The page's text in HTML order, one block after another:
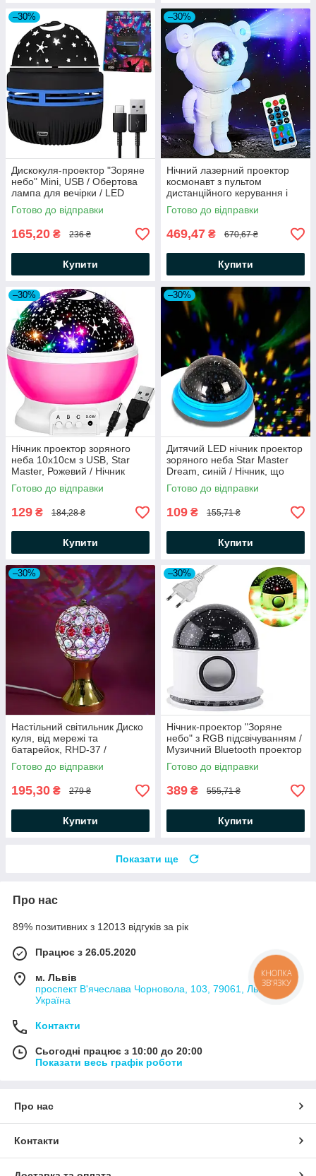
–30%
Дискокуля-проектор "Зоряне
небо" Mini, USB / Обертова
лампа для вечірки / LED
нічник
Готово до відправки
165,20 ₴ 236 ₴
Купити
–30%
Нічний лазерний проектор
космонавт з пультом
дистанційного керування і
таймером / Нічний проектор
зоряного неба
Готово до відправки
469,47 ₴ 670,67 ₴
Купити
–30%
Нічник проектор зоряного
неба 10х10см з USB, Star
Master, Рожевий / Нічник
Зоряне небо у формі кулі
Готово до відправки
129 ₴ 184,28 ₴
Купити
–30%
Дитячий LED нічник проектор
зоряного неба Star Master
Dream, синій / Нічник, що
обертається, зоряне небо
Готово до відправки
109 ₴ 155,71 ₴
Купити
–30%
Настільний світильник Диско
куля, від мережі та
батарейок, RHD-37 /
Світлодіодний обертовий
нічник кубок з камінням
Готово до відправки
195,30 ₴ 279 ₴
Купити
–30%
Нічник-проектор "Зоряне
небо" з RGB підсвічуванням /
Музичний Bluetooth проектор
/ Куля нічник з колонкою
Готово до відправки
389 ₴ 555,71 ₴
Купити
Показати ще
Про нас
89% позитивних з 12013 відгуків за рік
Працює з 26.05.2020
м. Львів
проспект В'ячеслава Чорновола, 103, 79061, Львів,
Україна
Контакти
Сьогодні працює з 10:00 до 20:00
Показати весь графік роботи
Про нас
Контакти
КНОПКА
ЗВ'ЯЗКУ